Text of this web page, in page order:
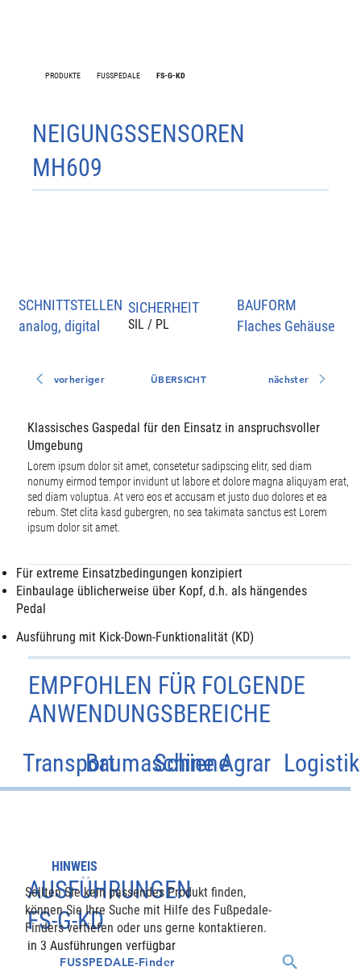
Klassisches Gaspedal für den Einsatz in anspruchsvoller
Umgebung
Für extreme Einsatzbedingungen konzipiert
Einbaulage üblicherweise über Kopf, d.h. als hängendes
Pedal
Ausführung mit Kick-Down-Funktionalität (KD)
Lorem ipsum dolor sit amet, consetetur sadipscing elitr, sed diam
nonumy eirmod tempor invidunt ut labore et dolore magna aliquyam erat,
sed diam voluptua. At vero eos et accusam et justo duo dolores et ea
rebum. Stet clita kasd gubergren, no sea takimata sanctus est Lorem
ipsum dolor sit amet.
EMPFOHLEN FÜR FOLGENDE
ANWENDUNGSBEREICHE
TransportBaumaschine
SchieneAgrar Logistik
SICHERHEIT
SIL / PL
BAUFORM
Flaches Gehäuse
SCHNITTSTELLEN
analog, digital
ÜBERSICHT
vorheriger nächster
NEIGUNGSSENSOREN
MH609
FS-G-KD
AUSFÜHRUNGEN
in 3 Ausführungen verfügbar
HINWEIS
Sollten Sie kein passendes Produkt finden,
können Sie Ihre Suche mit Hilfe des Fußpedale-
Finders vertiefen oder uns gerne kontaktieren.
FUSSPEDALE-Finder
FUSSPEDALE FS-G-KD
PRODUKTE